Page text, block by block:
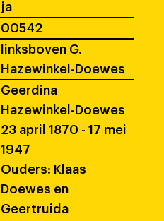
ja
00542
linksboven G.
Hazewinkel-Doewes
Geerdina
Hazewinkel-Doewes
23 april 1870 - 17 mei
1947
Ouders: Klaas
Doewes en
Geertruida